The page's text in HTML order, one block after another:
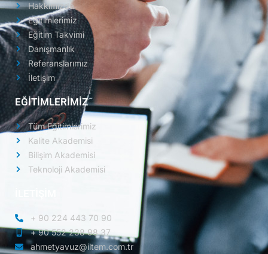
Hakkımızda
Eğitimlerimiz
Eğitim Takvimi
Danışmanlık
Referanslarımız
İletişim
EĞİTİMLERİMİZ
Tüm Eğitimlerimiz
Kalite Akademisi
Bilişim Akademisi
Teknoloji Akademisi
+ 90 224 443 70 90
+ 90 552 238 98 37
ahmetyavuz@iltem.com.tr